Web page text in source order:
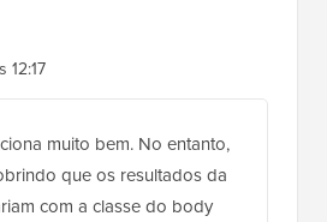
12:17
muito bem. No entanto,
que os resultados da
com a classe do body